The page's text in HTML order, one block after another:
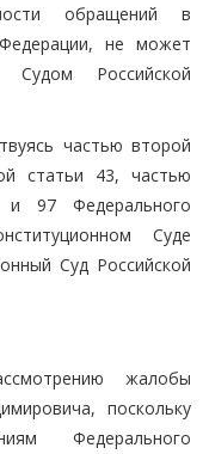
обращений в
не может
Судом Российской
частью второй
статьи 43, частью
97 Федерального
Суде
Суд Российской
жалобы
поскольку
Федерального